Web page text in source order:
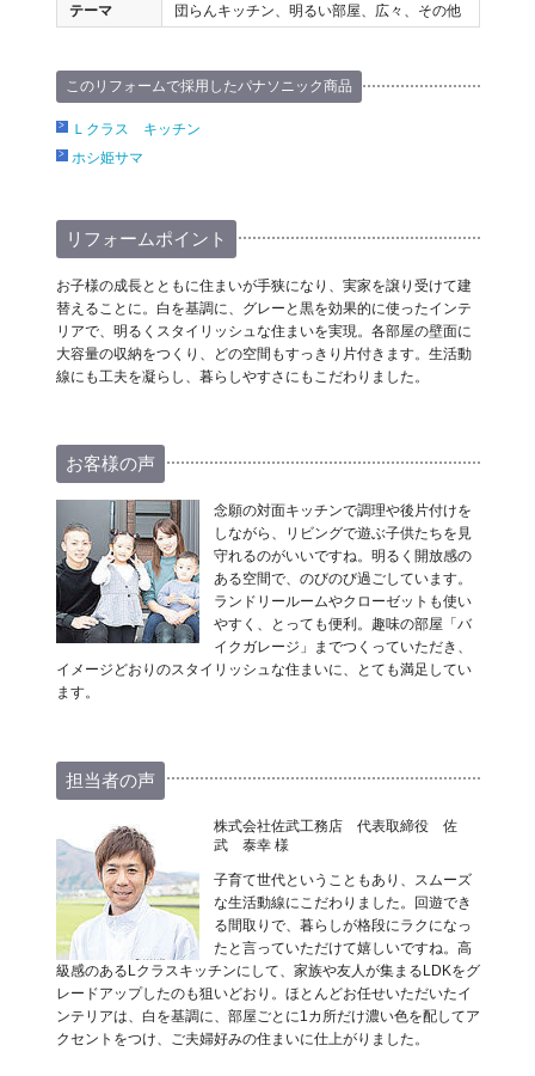
テーマ
団らんキッチン、明るい部屋、広々、その他
このリフォームで採用したパナソニック商品
Ｌクラス キッチン
ホシ姫サマ
リフォームポイント
お子様の成長とともに住まいが手狭になり、実家を譲り受けて建
替えることに。白を基調に、グレーと黒を効果的に使ったインテ
リアで、明るくスタイリッシュな住まいを実現。各部屋の壁面に
大容量の収納をつくり、どの空間もすっきり片付きます。生活動
線にも工夫を凝らし、暮らしやすさにもこだわりました。
お客様の声
念願の対面キッチンで調理や後片付けを
しながら、リビングで遊ぶ子供たちを見
守れるのがいいですね。明るく開放感の
ある空間で、のびのび過ごしています。
ランドリールームやクローゼットも使い
やすく、とっても便利。趣味の部屋「バ
イクガレージ」までつくっていただき、
イメージどおりのスタイリッシュな住まいに、とても満足してい
ます。
担当者の声
株式会社佐武工務店 代表取締役 佐
武 泰幸 様
子育て世代ということもあり、スムーズ
な生活動線にこだわりました。回遊でき
る間取りで、暮らしが格段にラクになっ
たと言っていただけて嬉しいですね。高
級感のあるLクラスキッチンにして、家族や友人が集まるLDKをグ
レードアップしたのも狙いどおり。ほとんどお任せいただいたイ
ンテリアは、白を基調に、部屋ごとに1カ所だけ濃い色を配してア
クセントをつけ、ご夫婦好みの住まいに仕上がりました。